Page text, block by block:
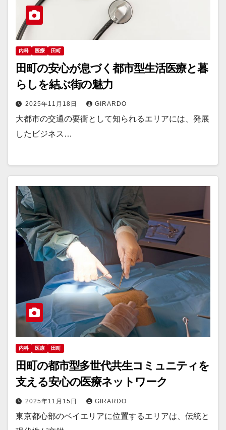
内科 医療 田町
田町の安心が息づく都市型生活医療と暮
らしを結ぶ街の魅力
2025年11月18日 GIRARDO
大都市の交通の要衝として知られるエリアには、発展
したビジネス…
内科 医療 田町
田町の都市型多世代共生コミュニティを
支える安心の医療ネットワーク
2025年11月15日 GIRARDO
東京都心部のベイエリアに位置するエリアは、伝統と